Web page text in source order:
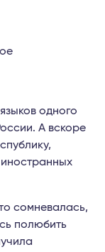
одного
А вскоре
,
сомневалась,
полюбить